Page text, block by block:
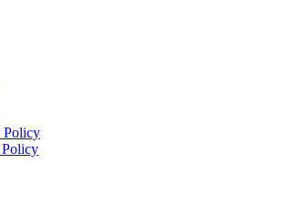
Policy